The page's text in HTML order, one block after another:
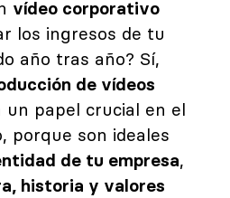
vídeo corporativo
los ingresos de tu
año tras año? Sí,
de vídeos
un papel crucial en el
porque son ideales
de tu empresa,
historia y valores